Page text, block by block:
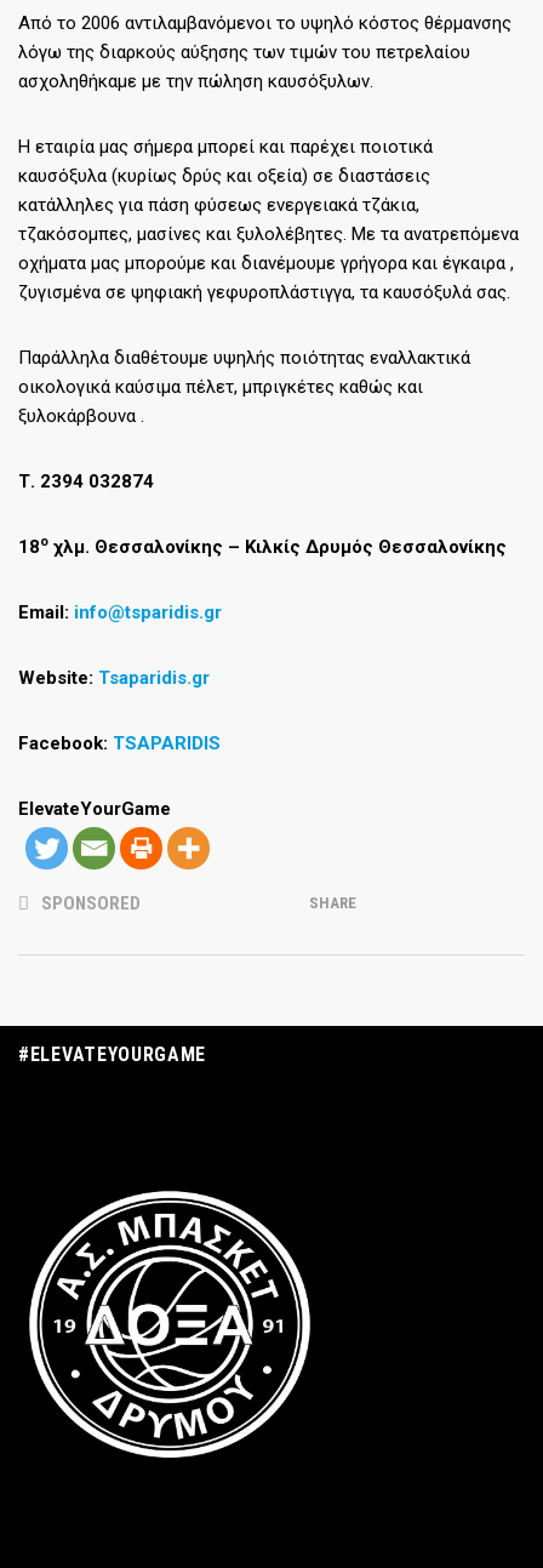
Από το 2006 αντιλαμβανόμενοι το υψηλό κόστος θέρμανσης
λόγω της διαρκούς αύξησης των τιμών του πετρελαίου
ασχοληθήκαμε με την πώληση καυσόξυλων.
Η εταιρία μας σήμερα μπορεί και παρέχει ποιοτικά
καυσόξυλα (κυρίως δρύς και οξεία) σε διαστάσεις
κατάλληλες για πάση φύσεως ενεργειακά τζάκια,
τζακόσομπες, μασίνες και ξυλολέβητες. Με τα ανατρεπόμενα
οχήματα μας μπορούμε και διανέμουμε γρήγορα και έγκαιρα ,
ζυγισμένα σε ψηφιακή γεφυροπλάστιγγα, τα καυσόξυλά σας.
Παράλληλα διαθέτουμε υψηλής ποιότητας εναλλακτικά
οικολογικά καύσιμα πέλετ, μπριγκέτες καθώς και
ξυλοκάρβουνα .
Τ. 2394 032874
18ο χλμ. Θεσσαλονίκης – Κιλκίς Δρυμός Θεσσαλονίκης
Email: info@tsparidis.gr
Website: Tsaparidis.gr
Facebook: TSAPARIDIS
ElevateYourGame
SPONSORED SHARE
#ELEVATEYOURGAME